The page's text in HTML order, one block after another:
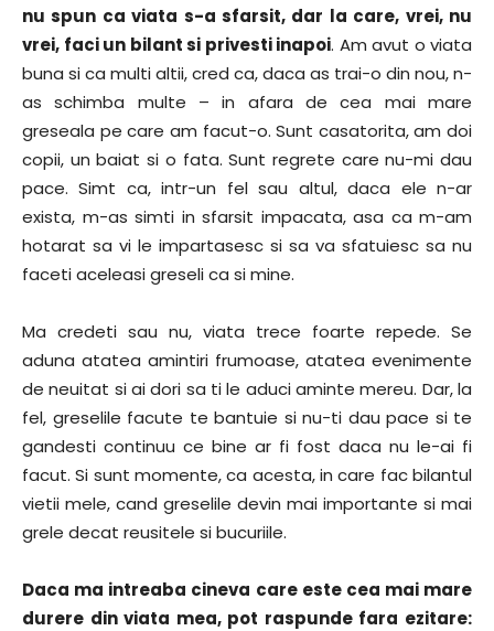
nu spun ca viata s-a sfarsit, dar la care, vrei, nu
vrei, faci un bilant si privesti inapoi. Am avut o viata
buna si ca multi altii, cred ca, daca as trai-o din nou, n-
as schimba multe – in afara de cea mai mare
greseala pe care am facut-o. Sunt casatorita, am doi
copii, un baiat si o fata. Sunt regrete care nu-mi dau
pace. Simt ca, intr-un fel sau altul, daca ele n-ar
exista, m-as simti in sfarsit impacata, asa ca m-am
hotarat sa vi le impartasesc si sa va sfatuiesc sa nu
faceti aceleasi greseli ca si mine.
Ma credeti sau nu, viata trece foarte repede. Se
aduna atatea amintiri frumoase, atatea evenimente
de neuitat si ai dori sa ti le aduci aminte mereu. Dar, la
fel, greselile facute te bantuie si nu-ti dau pace si te
gandesti continuu ce bine ar fi fost daca nu le-ai fi
facut. Si sunt momente, ca acesta, in care fac bilantul
vietii mele, cand greselile devin mai importante si mai
grele decat reusitele si bucuriile.
Daca ma intreaba cineva care este cea mai mare
durere din viata mea, pot raspunde fara ezitare: